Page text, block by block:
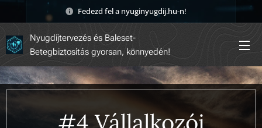
Fedezd fel a nyuginyugdij.hu-n! 🚀
Nyugdíjtervezés és Baleset-
Betegbiztosítás gyorsan, könnyedén!
#4 Vállalkozói